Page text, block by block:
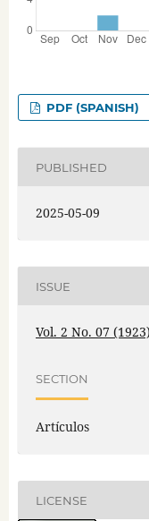
PDF (SPANISH)
PUBLISHED
2025-05-09
ISSUE
Vol. 2 No. 07
SECTION
Artículos
LICENSE